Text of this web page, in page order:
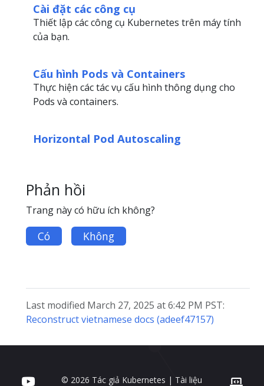
Cài đặt các công cụ
Thiết lập các công cụ Kubernetes trên máy tính
của bạn.
Cấu hình Pods và Containers
Thực hiện các tác vụ cấu hình thông dụng cho
Pods và containers.
Horizontal Pod Autoscaling
Phản hồi
Trang này có hữu ích không?
Có Không
Last modified March 27, 2025 at 6:42 PM PST:
Reconstruct vietnamese docs (adeef47157)
© 2026 Tác giả Kubernetes | Tài liệu